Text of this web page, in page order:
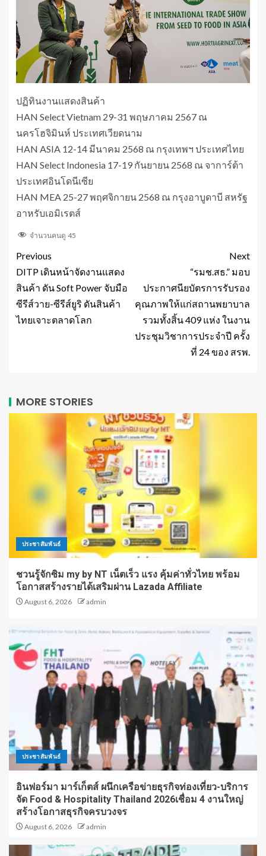
ปฏิทินงานแสดงสินค้า
HAN Select Vietnam 29-31 พฤษภาคม 2567 ณ
นครโฮจิมินห์ ประเทศเวียดนาม
HAN ASIA 12-14 มีนาคม 2568 ณ กรุงเทพฯ ประเทศไทย
HAN Select Indonesia 17-19 กันยายน 2568 ณ จาการ์ต้า
ประเทศอินโดนีเซีย
HAN MEA 25-27 พฤศจิกายน 2568 ณ กรุงอาบูดาบี สหรัฐ
อาหรับเอมิเรตส์
จำนวนคนดู 45
Previous
DITP เดินหน้าจัดงานแสดง
สินค้า ดัน Soft Power จับมือ
ซีรีส์วาย-ซีรีส์ยูริ ดันสินค้า
ไทยเจาะตลาดโลก
Next
“รมช.สธ.” มอบ
ประกาศนียบัตรการรับรอง
คุณภาพให้แก่สถานพยาบาล
รวมทั้งสิ้น 409 แห่ง ในงาน
ประชุมวิชาการประจำปี ครั้ง
ที่ 24 ของ สรพ.
MORE STORIES
ประชาสัมพันธ์
ชวนรู้จักซิม my by NT เน็ตเร็ว แรง คุ้มค่าทั่วไทย พร้อม
โอกาสสร้างรายได้เสริมผ่าน Lazada Affiliate
August 6, 2026 admin
ประชาสัมพันธ์
อินฟอร์มา มาร์เก็ตส์ ผนึกเครือข่ายธุรกิจท่องเที่ยว-บริการ
จัด Food & Hospitality Thailand 2026เชื่อม 4 งานใหญ่
สร้างโอกาสธุรกิจครบวงจร
August 6, 2026 admin